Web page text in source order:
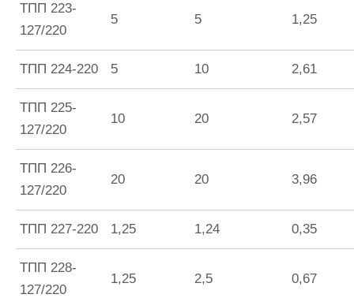
ТПП 223-
127/220
5 5 1,25
ТПП 224-220 5 10 2,61
ТПП 225-
127/220
10 20 2,57
ТПП 226-
127/220
20 20 3,96
ТПП 227-220 1,25 1,24 0,35
ТПП 228-
127/220
1,25 2,5 0,67